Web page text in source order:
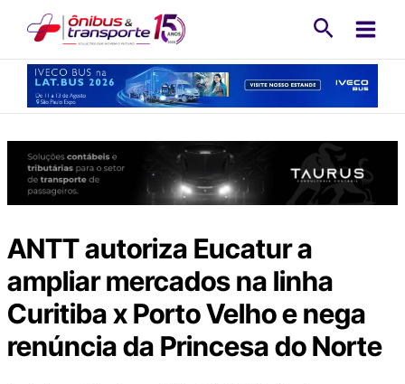
conteúdo
ANTT autoriza Eucatur a
ampliar mercados na linha
Curitiba x Porto Velho e nega
renúncia da Princesa do Norte